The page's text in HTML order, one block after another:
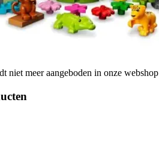
niet meer aangeboden in onze webshop